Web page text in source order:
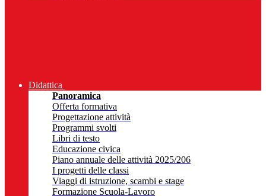
Didattica
Panoramica
Offerta formativa
Progettazione attività
Programmi svolti
Libri di testo
Educazione civica
Piano annuale delle attività 2025/206
I progetti delle classi
Viaggi di istruzione, scambi e stage
Formazione Scuola-Lavoro